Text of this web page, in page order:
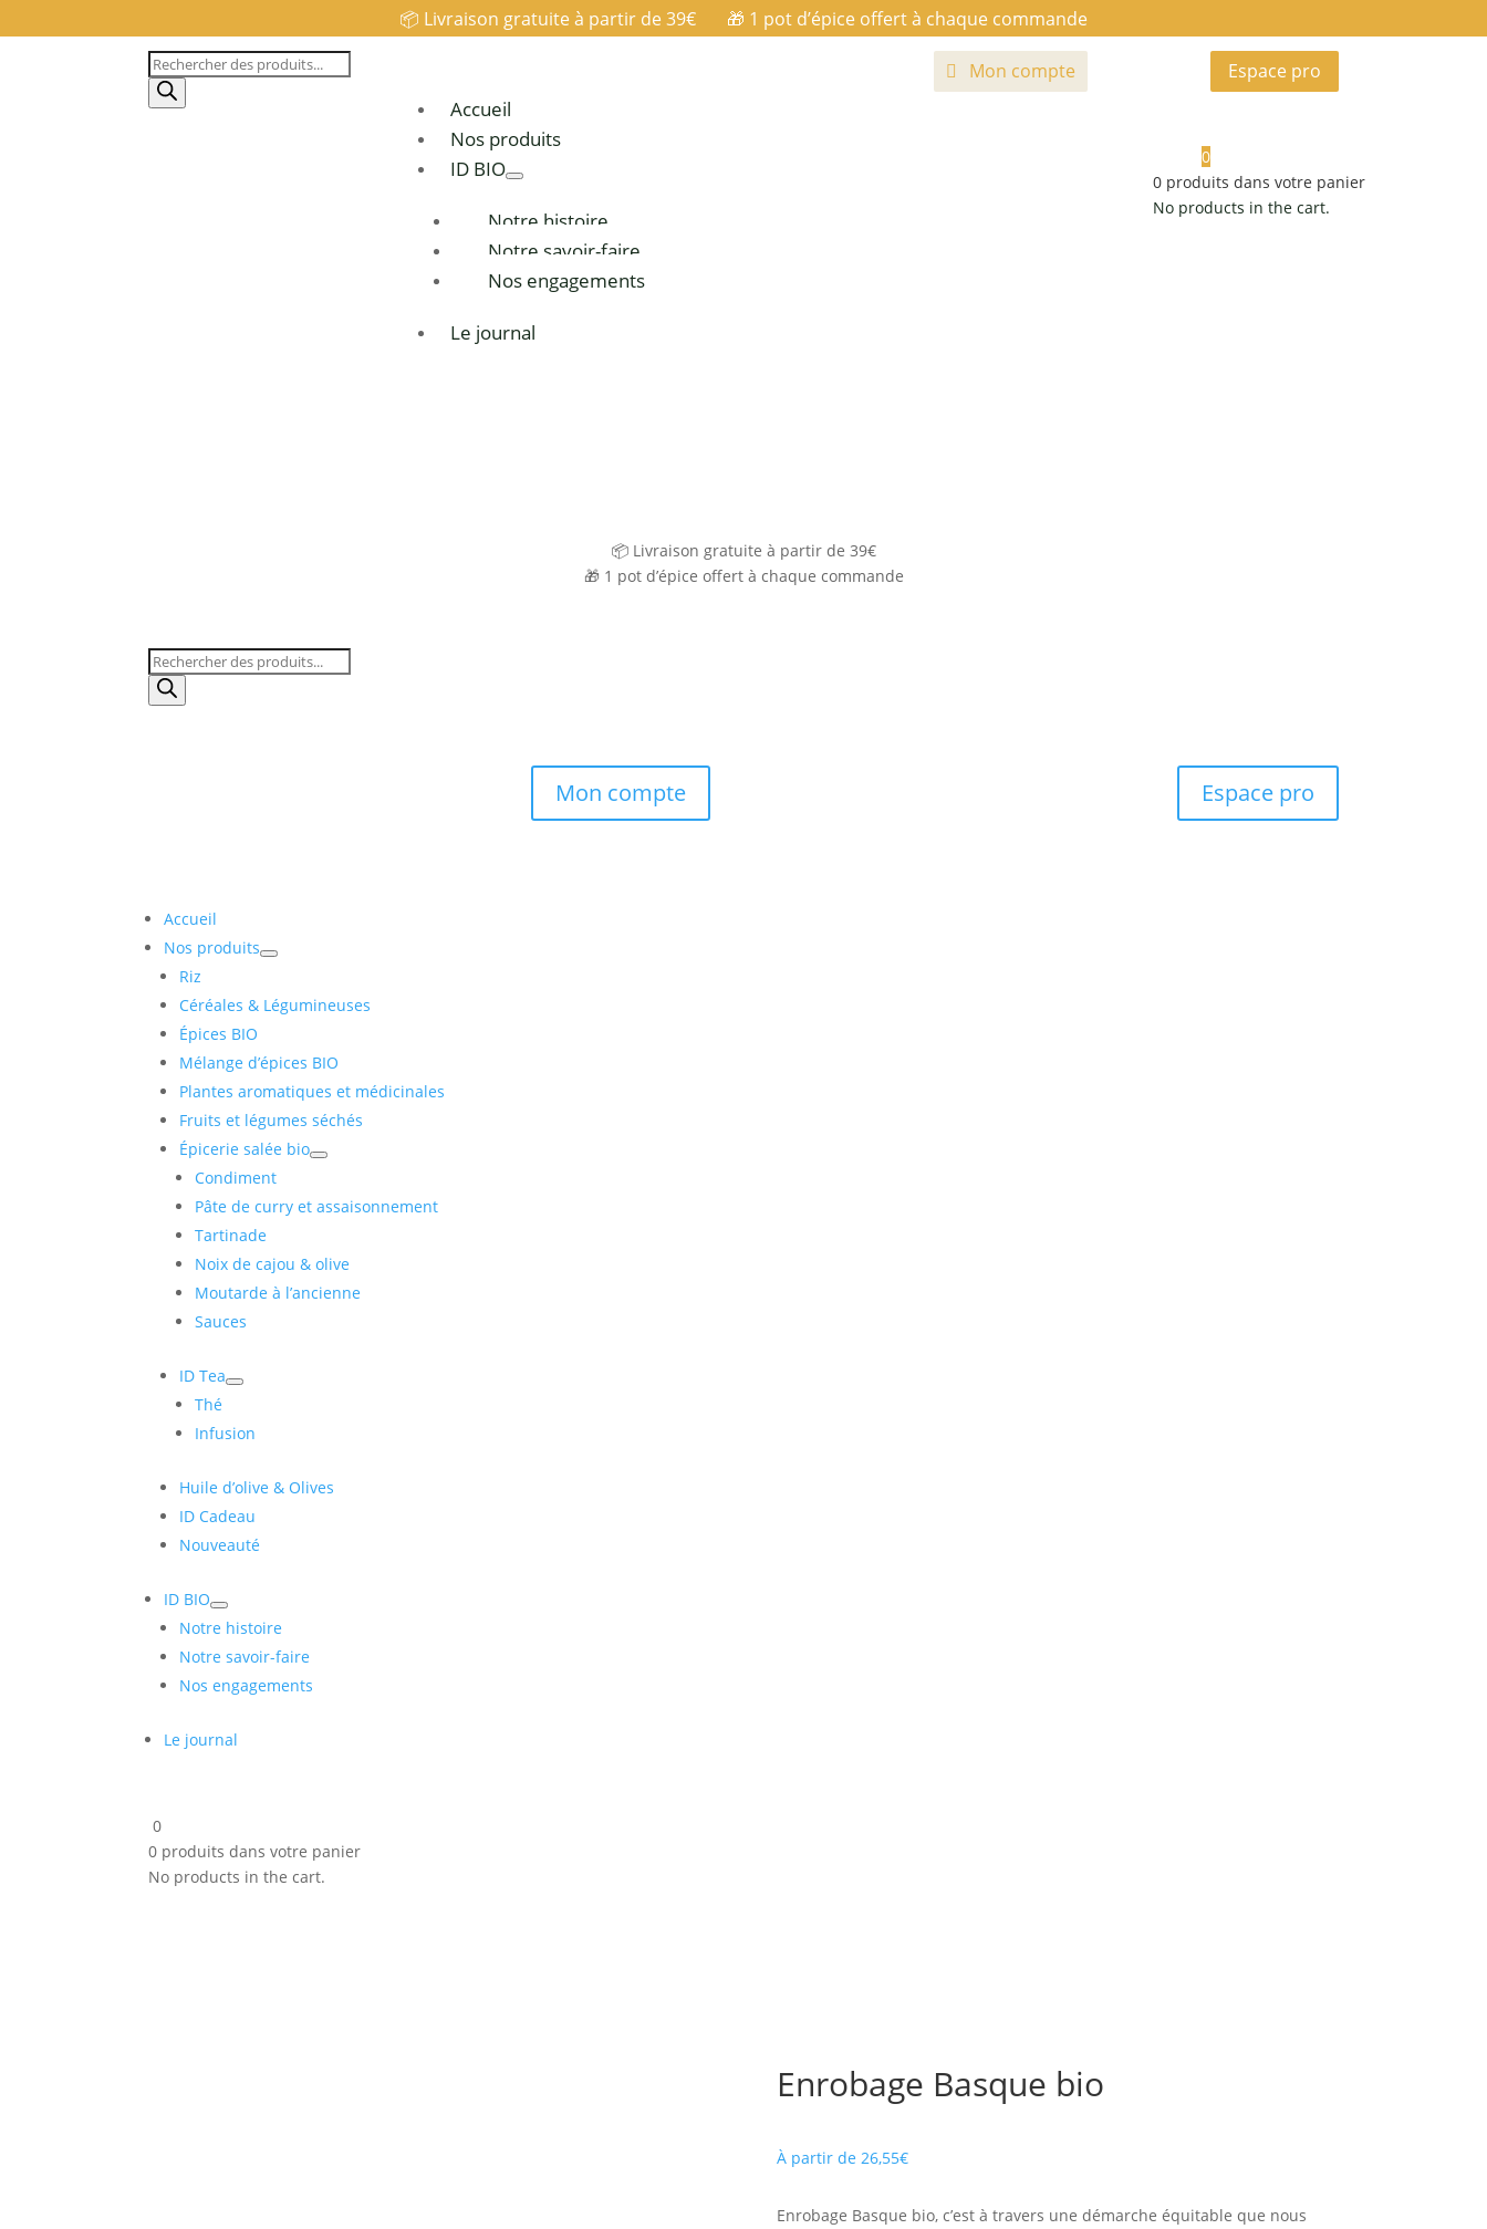
📦 Livraison gratuite à partir de 39€ 🎁 1 pot d’épice offert à chaque commande
Recherche
de
produits
Mon compte Espace pro
Accueil
Nos produits
ID BIO
Notre histoire
Notre savoir-faire
Nos engagements
Le journal
0
0 produits dans votre panier
No products in the cart.
📦 Livraison gratuite à partir de 39€
🎁 1 pot d’épice offert à chaque commande
Recherche
de
produits
Mon compte Espace pro
Accueil
Nos produits
Riz
Céréales & Légumineuses
Épices BIO
Mélange d’épices BIO
Plantes aromatiques et médicinales
Fruits et légumes séchés
Épicerie salée bio
Condiment
Pâte de curry et assaisonnement
Tartinade
Noix de cajou & olive
Moutarde à l’ancienne
Sauces
ID Tea
Thé
Infusion
Huile d’olive & Olives
ID Cadeau
Nouveauté
ID BIO
Notre histoire
Notre savoir-faire
Nos engagements
Le journal
0
0 produits dans votre panier
No products in the cart.
Enrobage Basque bio
À partir de 26,55€
Enrobage Basque bio, c’est à travers une démarche équitable que nous